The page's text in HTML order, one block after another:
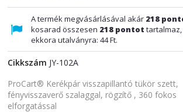
A termék megvásárlásával akár 218
kosarad összesen 218 pontot
ekkora utalványra: 44 Ft.
Cikkszám JY-102A
ProCart® Kerékpár visszapillantó tükör szett,
fényvisszaverő szalaggal, rögzítő , 360 fokos
elforgatással